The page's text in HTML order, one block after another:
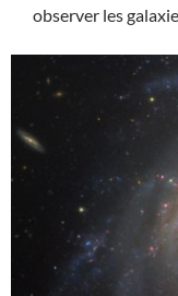
observer les